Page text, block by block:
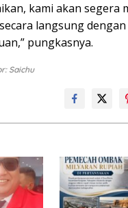
kami akan segera
langsung dengan
pungkasnya.
Saichu